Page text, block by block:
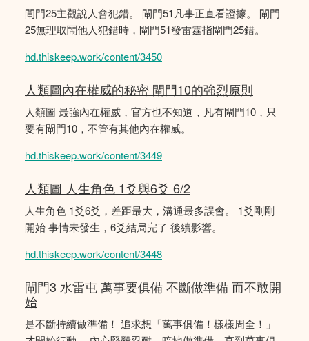
閘門25主觀說人會犯錯。 閘門51凡事正直看證據。 閘門
25無理取鬧他人犯錯時，閘門51發雷霆指閘門25錯。
hd.thiskeep.work/content/3450
人類圖內在權威的秘密 閘門10的強烈原則
人類圖 最強內在權威，官方也不知道，凡有閘門10，只
要有閘門10，不管有其他內在權威。
hd.thiskeep.work/content/3449
人類圖 人生角色 1爻與6爻 6/2
人生角色 1爻6爻，差距最大，溝通最多誤會。 1爻剛剛
開始 事情未發生，6爻結局完了 後續影響。
hd.thiskeep.work/content/3448
閘門3 水雷屯 萬事要俱備 不斷做準備 而不敢開
始
是不斷持續做準備！ 追求想「萬事俱備！樣樣周全！」